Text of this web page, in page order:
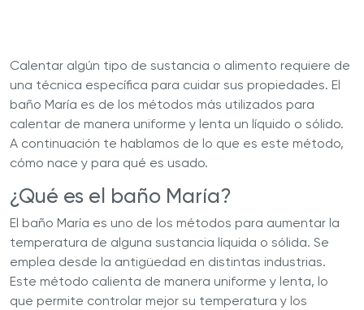
Calentar algún tipo de sustancia o alimento requiere de
una técnica específica para cuidar sus propiedades. El
baño María es de los métodos más utilizados para
calentar de manera uniforme y lenta un líquido o sólido.
A continuación te hablamos de lo que es este método,
cómo nace y para qué es usado.
¿Qué es el baño María?
El baño María es uno de los métodos para aumentar la
temperatura de alguna sustancia líquida o sólida. Se
emplea desde la antigüedad en distintas industrias.
Este método calienta de manera uniforme y lenta, lo
que permite controlar mejor su temperatura y los